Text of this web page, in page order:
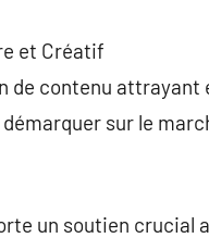
et Créatif
de contenu
sur le
un soutien